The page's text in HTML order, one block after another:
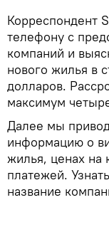
Корреспондент
телефону с
компаний и
нового жилья в
долларов.
максимум
Далее мы
информацию о
жилья, ценах на
платежей.
название